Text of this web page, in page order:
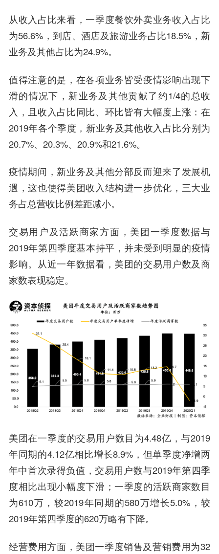
从收入占比来看，一季度餐饮外卖业务收入占比
为56.6%，到店、酒店及旅游业务占比18.5%，新
业务及其他占比为24.9%。
值得注意的是，在各项业务皆受疫情影响出现下
滑的情况下，新业务及其他贡献了约1/4的总收
入，且收入占比同比、环比皆有大幅度上涨：在
2019年各个季度，新业务及其他收入占比分别为
20.7%、20.3%、20.9%和21.6%。
疫情期间，新业务及其他分部反而迎来了发展机
遇，这也使得美团收入结构进一步优化，三大业
务占总营收比例差距减小。
交易用户及活跃商家方面，美团一季度数据与
2019年第四季度基本持平，并未受到明显的疫情
影响。从近一年数据看，美团的交易用户数及商
家数表现稳定。
美团在一季度的交易用户数目为4.48亿，与2019
年同期的4.12亿相比增长8.9%，但单季度净增两
年中首次录得负值，交易用户数与2019年第四季
度相比出现小幅度下滑；一季度的活跃商家数目
为610万，较2019年同期的580万增长5.0%，较
2019年第四季度的620万略有下降。
经营费用方面，美团一季度销售及营销费用为32